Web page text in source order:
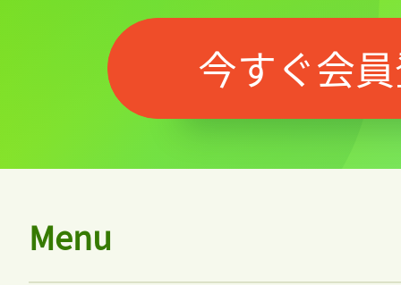
今すぐ会
Menu